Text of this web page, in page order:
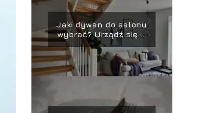
Jaki dywan do salonu
wybrać? Urządź się w
nowym mieszkaniu!